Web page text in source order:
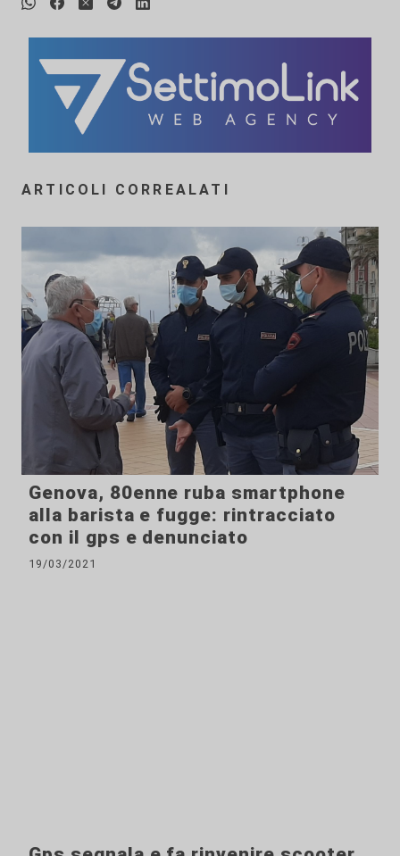
ARTICOLI CORREALATI
Genova, 80enne ruba smartphone
alla barista e fugge: rintracciato
con il gps e denunciato
19/03/2021